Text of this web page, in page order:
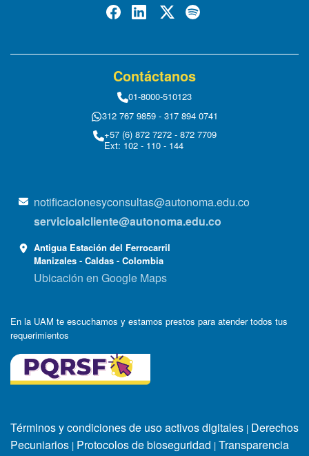
Contáctanos
01-8000-510123
312 767 9859 - 317 894 0741
+57 (6) 872 7272 - 872 7709
Ext: 102 - 110 - 144
notificacionesyconsultas@autonoma.edu.co
servicioalcliente@autonoma.edu.co
Antigua Estación del Ferrocarril
Manizales - Caldas - Colombia
Ubicación en Google Maps
En la UAM te escuchamos y estamos prestos para atender todos tus
requerimientos
Términos y condiciones de uso activos digitales | Derechos
Pecuniarios | Protocolos de bioseguridad | Transparencia